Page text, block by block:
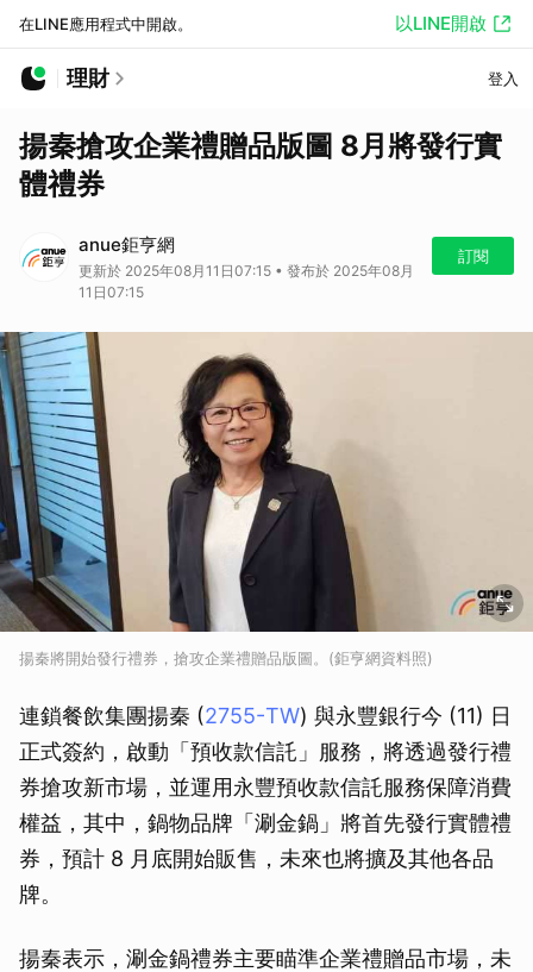
在LINE應用程式中開啟。 以LINE開啟
理財 登入
揚秦搶攻企業禮贈品版圖 8月將發行實
體禮券
anue鉅亨網
更新於 2025年08月11日07:15 • 發布於 2025年08月
11日07:15
訂閱
揚秦將開始發行禮券，搶攻企業禮贈品版圖。(鉅亨網資料照)
連鎖餐飲集團揚秦 (2755-TW) 與永豐銀行今 (11) 日
正式簽約，啟動「預收款信託」服務，將透過發行禮
券搶攻新市場，並運用永豐預收款信託服務保障消費
權益，其中，鍋物品牌「涮金鍋」將首先發行實體禮
券，預計 8 月底開始販售，未來也將擴及其他各品
牌。
揚秦表示，涮金鍋禮券主要瞄準企業禮贈品市場，未